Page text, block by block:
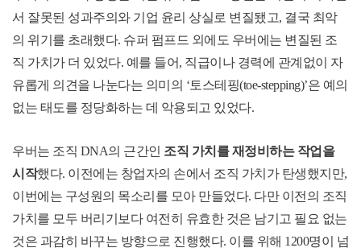
서 잘못된 성과주의와 기업 윤리 상실로 변질됐고, 결국 최악
의 위기를 초래했다. 슈퍼 펌프드 외에도 우버에는 변질된 조
직 가치가 더 있었다. 예를 들어, 직급이나 경력에 관계없이 자
유롭게 의견을 나눈다는 의미의 ‘토스테핑(toe-stepping)’은 예의
없는 태도를 정당화하는 데 악용되고 있었다.
우버는 조직 DNA의 근간인 조직 가치를 재정비하는 작업을
시작했다. 이전에는 창업자의 손에서 조직 가치가 탄생했지만,
이번에는 구성원의 목소리를 모아 만들었다. 다만 이전의 조직
가치를 모두 버리기보다 여전히 유효한 것은 남기고 필요 없는
것은 과감히 바꾸는 방향으로 진행했다. 이를 위해 1200명이 넘